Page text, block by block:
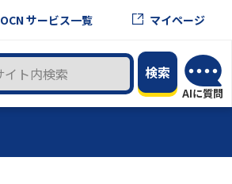
OCN サービス一覧 マイページ